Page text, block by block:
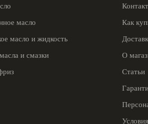
масло
масло и жидкость
и смазки
Как
О
Статьи